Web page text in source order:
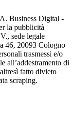
Business Digital -
la pubblicità
sede legale
46, 20093 Cologno
trasmessi e/o
all’addestramento di
fatto divieto
scraping.